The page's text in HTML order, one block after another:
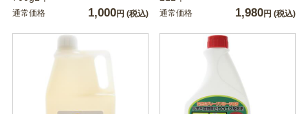
通常価格 1,000円 (税込) 通常価格 1,980円 (税込)